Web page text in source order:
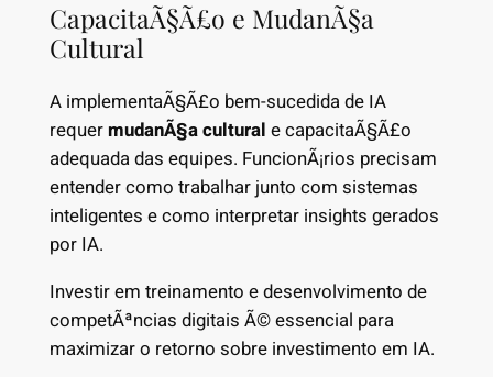
CapacitaÃ§Ã£o e MudanÃ§a
Cultural
A implementaÃ§Ã£o bem-sucedida de IA
requermudanÃ§a cultural e capacitaÃ§Ã£o
adequada das equipes. FuncionÃ¡rios precisam
entender como trabalhar junto com sistemas
inteligentes e como interpretar insights gerados
por IA.
Investir em treinamento e desenvolvimento de
competÃªncias digitais Ã© essencial para
maximizar o retorno sobre investimento em IA.